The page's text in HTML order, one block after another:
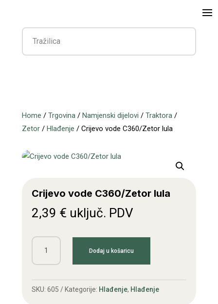
Home / Trgovina/ Namjenski dijelovi / Traktora/
Zetor/ Hlađenje / Crijevo vode C360/Zetor lula
Crijevo vode C360/Zetor lula
2,39 € uključ. PDV
Crijevo
vode
lula
količina
Dodaj u košaricu
SKU: 605 Kategorije: Hlađenje, Hlađenje